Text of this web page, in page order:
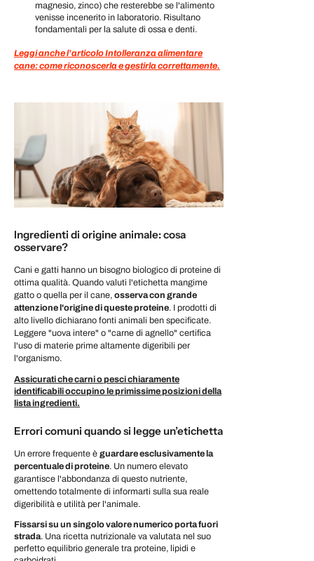
magnesio, zinco) che resterebbe se l'alimento
venisse incenerito in laboratorio. Risultano
fondamentali per la salute di ossa e denti.
Leggi anche l’articolo Intolleranza alimentare
cane: come riconoscerla e gestirla correttamente.
Ingredienti di origine animale: cosa
osservare?
Cani e gatti hanno un bisogno biologico di proteine di
ottima qualità. Quando valuti l'etichetta mangime
gatto o quella per il cane, osserva con grande
attenzione l'origine di queste proteine. I prodotti di
alto livello dichiarano fonti animali ben specificate.
Leggere "uova intere" o "carne di agnello" certifica
l'uso di materie prime altamente digeribili per
l'organismo.
Assicurati che carni o pesci chiaramente
identificabili occupino le primissime posizioni della
lista ingredienti.
Errori comuni quando si legge un’etichetta
Un errore frequente è guardare esclusivamente la
percentuale di proteine. Un numero elevato
garantisce l'abbondanza di questo nutriente,
omettendo totalmente di informarti sulla sua reale
digeribilità e utilità per l'animale.
Fissarsi su un singolo valore numerico porta fuori
strada. Una ricetta nutrizionale va valutata nel suo
perfetto equilibrio generale tra proteine, lipidi e